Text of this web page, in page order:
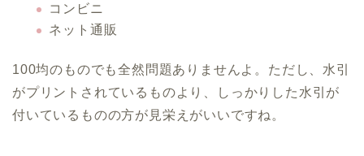
コンビニ
ネット通販
100均のものでも全然問題ありませんよ。ただし、水引
がプリントされているものより、しっかりした水引が
付いているものの方が見栄えがいいですね。